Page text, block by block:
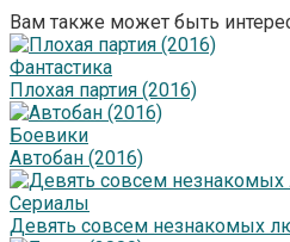
Вам также может быть
Фантастика
Плохая партия (2016)
Боевики
Автобан (2016)
Сериалы
Девять совсем незнакомых